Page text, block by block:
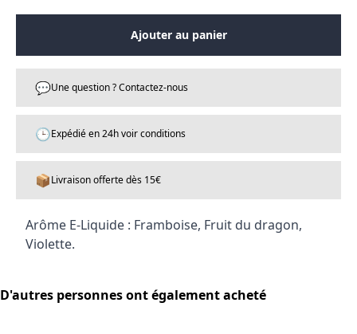
Ajouter au panier
💬Une question ? Contactez-nous
🕒Expédié en 24h voir conditions
📦Livraison offerte dès 15€
Arôme E-Liquide : Framboise, Fruit du dragon,
Violette.
D'autres personnes ont également acheté